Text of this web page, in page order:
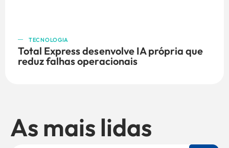
TECNOLOGIA
Total Express desenvolve IA própria que
reduz falhas operacionais
As mais lidas